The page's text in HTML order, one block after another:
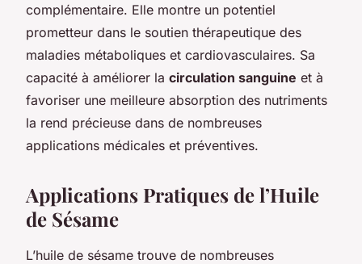
complémentaire. Elle montre un potentiel
prometteur dans le soutien thérapeutique des
maladies métaboliques et cardiovasculaires. Sa
capacité à améliorer la circulation sanguine et à
favoriser une meilleure absorption des nutriments
la rend précieuse dans de nombreuses
applications médicales et préventives.
Applications Pratiques de l’Huile
de Sésame
L’huile de sésame trouve de nombreuses